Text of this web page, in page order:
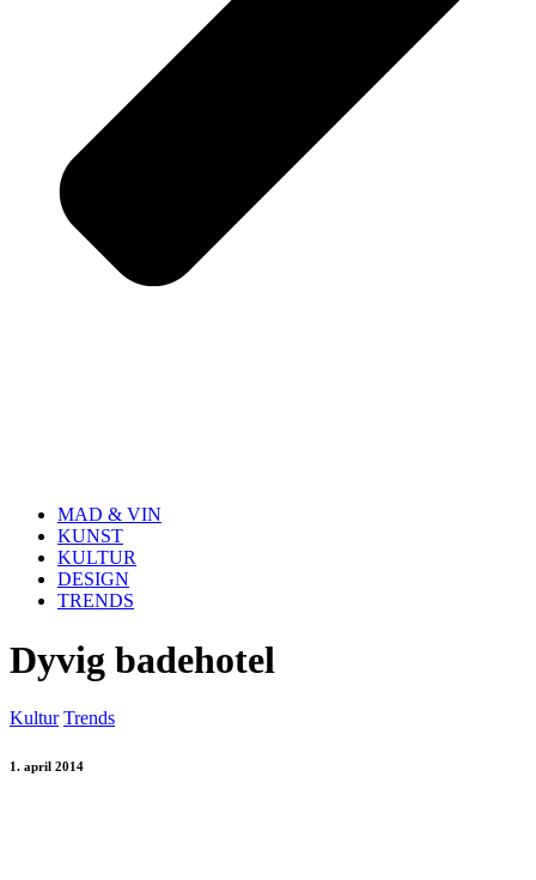
MAD & VIN
KUNST
KULTUR
DESIGN
TRENDS
Dyvig badehotel
Kultur Trends
1. april 2014